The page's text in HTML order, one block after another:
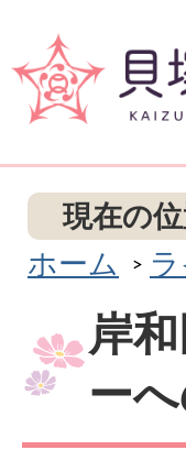
現在の
ホーム
岸
ー